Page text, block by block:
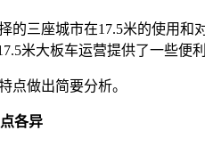
的三座城市在17.5米的使用和
米大板车运营提供了一些便
点做出简要分析。
各异